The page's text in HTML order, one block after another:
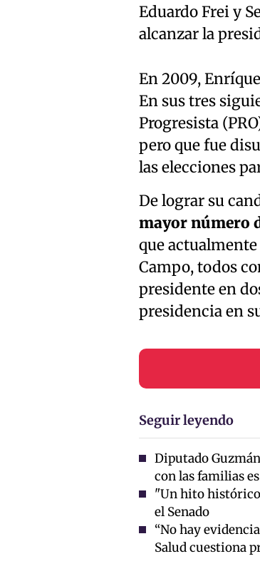
Eduardo Frei y
alcanzar la
En 2009,
En sus tres
Progresista
pero que fue
las elecciones
De lograr su
mayor número
que
Campo, todos
presidente en
presidencia en
Seguir leyendo
Diputado
con las familias
"Un hito
el Senado
“No hay
Salud cuestiona